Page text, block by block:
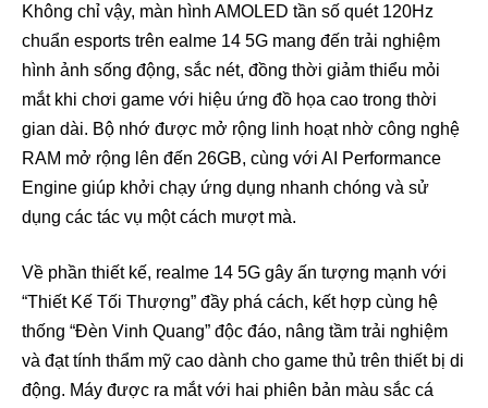
Không chỉ vậy, màn hình AMOLED tần số quét 120Hz
chuẩn esports trên ealme 14 5G mang đến trải nghiệm
hình ảnh sống động, sắc nét, đồng thời giảm thiểu mỏi
mắt khi chơi game với hiệu ứng đồ họa cao trong thời
gian dài. Bộ nhớ được mở rộng linh hoạt nhờ công nghệ
RAM mở rộng lên đến 26GB, cùng với AI Performance
Engine giúp khởi chạy ứng dụng nhanh chóng và sử
dụng các tác vụ một cách mượt mà.
Về phần thiết kế, realme 14 5G gây ấn tượng mạnh với
“Thiết Kế Tối Thượng” đầy phá cách, kết hợp cùng hệ
thống “Đèn Vinh Quang” độc đáo, nâng tầm trải nghiệm
và đạt tính thẩm mỹ cao dành cho game thủ trên thiết bị di
động. Máy được ra mắt với hai phiên bản màu sắc cá